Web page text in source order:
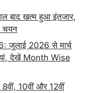
बाद खत्म हुआ इंतजार,
चयन
जुलाई 2026 से मार्च
देखें Month Wise
10वीं और 12वीं